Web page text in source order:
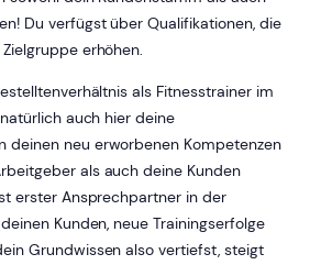
Du verfügst über Qualifikationen, die
erhöhen.
als Fitnesstrainer im
auch hier deine
deinen neu erworbenen Kompetenzen
als auch deine Kunden
erster Ansprechpartner in der
Kunden, neue Trainingserfolge
Grundwissen also vertiefst, steigt